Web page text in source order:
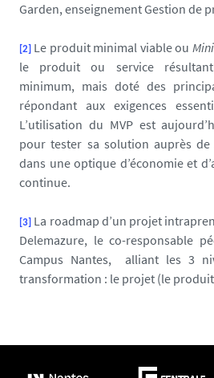
Garden, enseignement Gestion de
[2] Le produit minimal viable ou
le produit ou service résultant
minimum, mais doté des
répondant aux exigences
L’utilisation du MVP est
pour tester sa solution auprès de
dans une optique d’économie et
continue.
[3] La roadmap d’un projet
Delemazure, le co-responsable
Campus Nantes, alliant les 3
transformation : le projet (le